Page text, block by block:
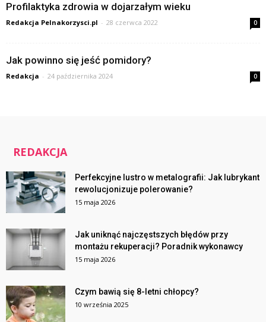
Profilaktyka zdrowia w dojarzałym wieku
Redakcja Pelnakorzysci.pl - 28 czerwca 2022 0
Jak powinno się jeść pomidory?
Redakcja - 24 października 2024 0
REDAKCJA
Perfekcyjne lustro w metalografii: Jak lubrykant
rewolucjonizuje polerowanie?
15 maja 2026
Jak uniknąć najczęstszych błędów przy
montażu rekuperacji? Poradnik wykonawcy
15 maja 2026
Czym bawią się 8-letni chłopcy?
10 września 2025